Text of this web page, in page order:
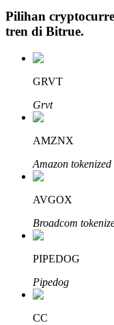
Investasi Otomatis
Raih keuntungan
Pelajari Staking
Pilihan
tren di Bitrue.
GRVT
Grvt
AMZNX
Amazon
AVGOX
Broadcom
PIPEDOG
Pipedog
CC